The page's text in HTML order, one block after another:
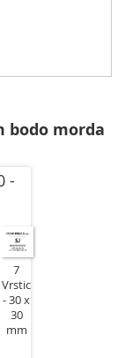
bodo morda
-
7
Vrstic
30 x
30
mm